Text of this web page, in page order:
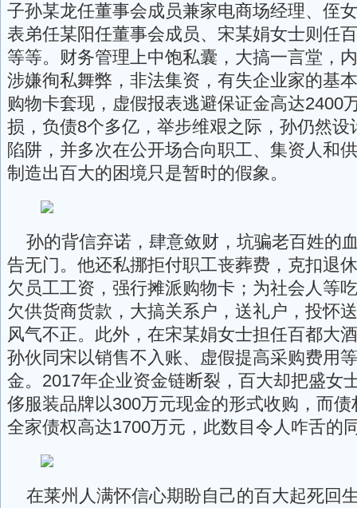
子孙某龙任董事会成员兼家电商场经理、侄
表弟任某阳任董事会成员、宋某娟女士则任
等等。财务管理上中饱私囊，大搞一言堂，
涉嫌徇私舞弊，非法集资，有失企业家的基
购物卡套现，虚假报表逃避保证金高达2400
损，负债8个多亿，举步维艰之际，孙仍然
陷阱，并多次在公开场合向职工、集资人和
制造出百大的困境只是暂时的假象。
孙的背信弃诺，肆意敛财，坑骗老百姓的
告无门。他还私挪拒付职工丧葬费，克扣退
欠员工工资，强行摊派购物卡；为社会人等
欠供货商货款，大搞关系户，送礼户，投怀
风气不正。此外，在宋某娟女士担任百都大
孙伙同宋以销售不入账、虚假提高采购费用
金。2017年企业资金链断裂，百大却把盛女
侈服装品牌以300万元现金的形式收购，而
全家债权高达1700万元，此数目令人咋舌的
在莱州人满怀信心期盼自己的百大起死回